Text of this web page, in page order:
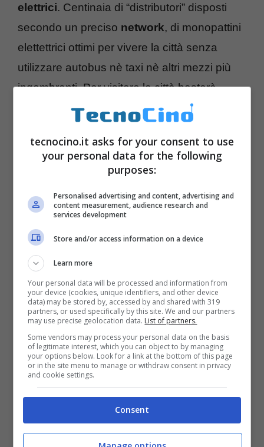
elettrici. Centinaia di “distributori” disposti
secondo un preciso network, di monopattini
elettettrici ottimi per vivere la città senza
utilizzare autobus nè taxi nè altri mezzi più
ingombranti. Per visitare la città basterà
fittare un monopattino (il costo assicurano
acquistare biglietti di viaggio, fare ulteriori
code o perdere ore nel traffico. Ci si potrà
quando l’escursione è terminata, il
monopattino in un qualsiasi altro
monopattini
ad accogliere 4 monopattini elettrici (una spia
luminosa comunicherà il livello di carica del
monopattino) e una mappa della città e degli
altri punti dove posare, ricaricare o cambiare
il proprio monopattino. Se la carica finisce no
problem: o lo si spinge come i tradizionali
monopattini o, per i più pigri, lo si cambia al
prossimo totem! Mi sembra un concept molto
bello che spero si diffonda anche qui in
tecnocino.it asks for your consent to use
your personal data for the following
purposes:
Personalised advertising and content, advertising and
content measurement, audience research and
services development
Store and/or access information on a device
Learn more
Your personal data will be processed and information from
your device (cookies, unique identifiers, and other device
data) may be stored by, accessed by and shared with 319
partners, or used specifically by this site. We and our partners
may use precise geolocation data. List of partners.
Some vendors may process your personal data on the basis
of legitimate interest, which you can object to by managing
your options below. Look for a link at the bottom of this page
or in the site menu to manage or withdraw consent in privacy
and cookie settings.
Consent